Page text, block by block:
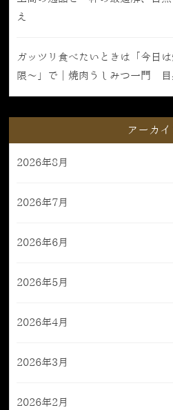
え
ガッツリ食べたいときは「今日
限〜」で｜焼肉うしみつ一門 目
アーカ
2026年8月
2026年7月
2026年6月
2026年5月
2026年4月
2026年3月
2026年2月